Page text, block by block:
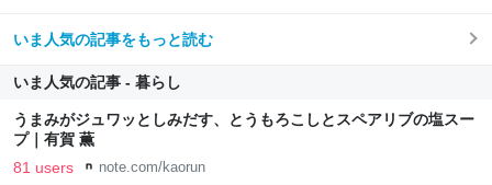
いま人気の記事をもっと読む
いま人気の記事 - 暮らし
うまみがジュワッとしみだす、とうもろこしとスペアリブの塩スー
プ｜有賀 薫
81 users note.com/kaorun